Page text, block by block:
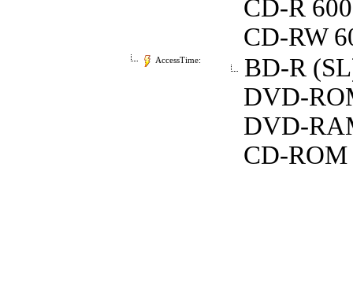
CD-R
CD-RW
AccessTime:
BD-R
DVD-
DVD-
CD-ROM